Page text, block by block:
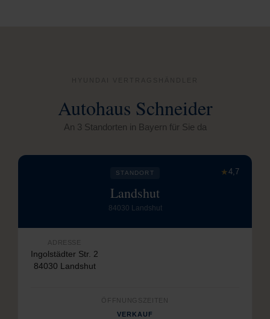
Autohaus Schneider
An 3 Standorten in Bayern für Sie da
★4,7
STANDORT
Landshut
84030 Landshut
ADRESSE
Ingolstädter Str. 2
84030 Landshut
ÖFFNUNGSZEITEN
VERKAUF